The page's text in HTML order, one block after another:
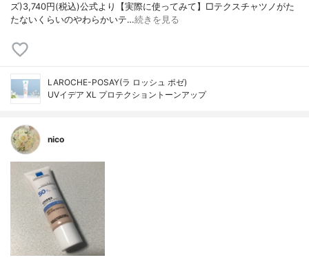
ズ)3,740円(税込)公式より【実際に使ってみて】□テクスチャツノがた
たないくらいのやわらかいテ…続きを見る
LAROCHE-POSAY(ラ ロッシュ ポゼ)
UVイデア XL プロテクショントーンアップ
nico